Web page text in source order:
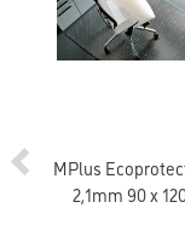
MPlus
2,1mm 90 x